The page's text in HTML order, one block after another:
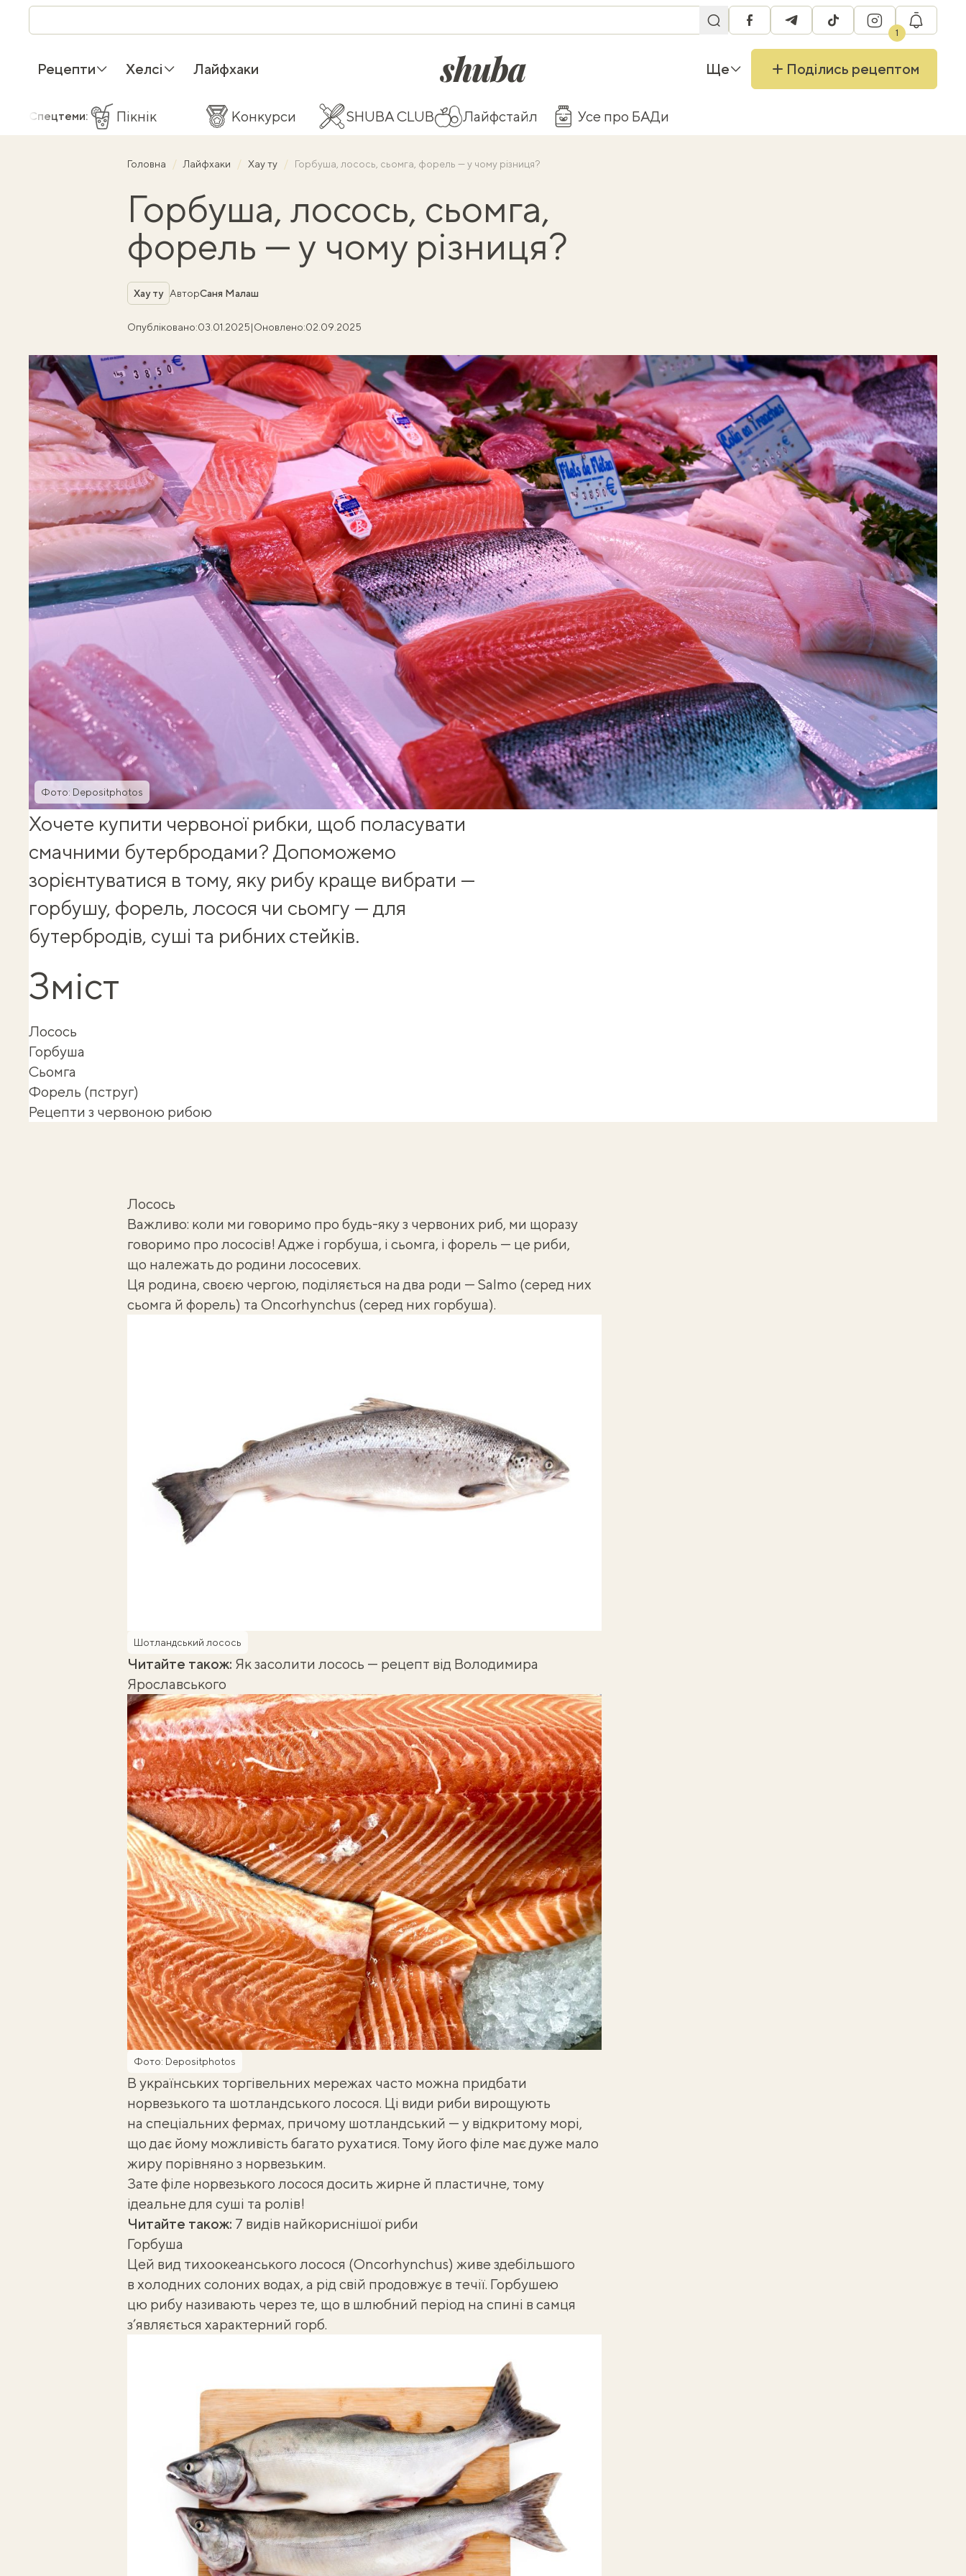
facebooktelegramtiktok instagram
1
Рецепти Хелсі Лайфхаки shuba.life Ще Поділись рецептом
Спецтеми: Пікнік Конкурси SHUBA CLUB Лайфстайл Усе про БАДи
Головна Лайфхаки Хау ту Горбуша, лосось, сьомга, форель — у чому різниця?
Горбуша, лосось, сьомга,
форель — у чому різниця?
Рубрика
Хау ту АвторСаня Малаш
Опубліковано:03.01.2025|Оновлено:02.09.2025
Фото: Depositphotos
Хочете купити червоної рибки, щоб поласувати
смачними бутербродами? Допоможемо
зорієнтуватися в тому, яку рибу краще вибрати —
горбушу, форель, лосося чи сьомгу — для
бутербродів, суші та рибних стейків.
Зміст
Лосось
Горбуша
Сьомга
Форель (пструг)
Рецепти з червоною рибою
Лосось
Важливо: коли ми говоримо про будь-яку з червоних риб, ми щоразу
говоримо про лососів! Адже і горбуша, і сьомга, і форель — це риби,
що належать до родини лососевих.
Ця родина, своєю чергою, поділяється на два роди — Salmo (серед них
сьомга й форель) та Oncorhynchus (серед них горбуша).
Шотландський лосось
Читайте також: Як засолити лосось — рецепт від Володимира
Ярославського
Фото: Depositphotos
В українських торгівельних мережах часто можна придбати
норвезького та шотландського лосося. Ці види риби вирощують
на спеціальних фермах, причому шотландський — у відкритому морі,
що дає йому можливість багато рухатися. Тому його філе має дуже мало
жиру порівняно з норвезьким.
Зате філе норвезького лосося досить жирне й пластичне, тому
ідеальне для суші та ролів!
Читайте також: 7 видів найкориснішої риби
Горбуша
Цей вид тихоокеанського лосося (Oncorhynchus) живе здебільшого
в холодних солоних водах, а рід свій продовжує в течії. Горбушею
цю рибу називають через те, що в шлюбний період на спині в самця
з’являється характерний горб.